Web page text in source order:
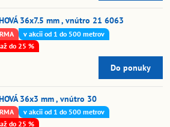
36x7.5 mm , vnútro 21 6063
v akcii od 1 do 500 metrov
do 25 %
Do ponuky
36x3 mm , vnútro 30
v akcii od 1 do 500 metrov
do 25 %